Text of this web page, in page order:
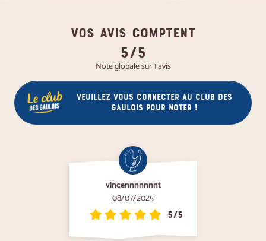
VOS AVIS COMPTENT
5/5
Note globale sur 1 avis
Veuillez vous connecter au club des
gaulois pour noter !
vincennnnnnnt
08/07/2025
5/5